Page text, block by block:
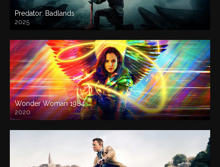
Predator: Badlands
2025
Wonder Woman 1984
2020